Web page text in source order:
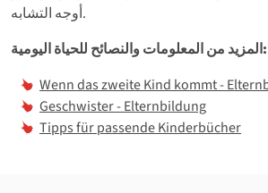
أوجه التشابه.
المزيد من المعلومات والنصائح للحياة اليومية:
Wenn das zweite Kind kommt -
Geschwister - Elternbildung
Tipps für passende Kinderbücher